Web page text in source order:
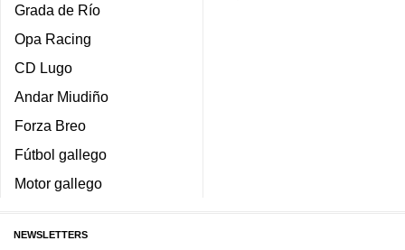
Grada de Río
Opa Racing
CD Lugo
Andar Miudiño
Forza Breo
Fútbol gallego
Motor gallego
NEWSLETTERS